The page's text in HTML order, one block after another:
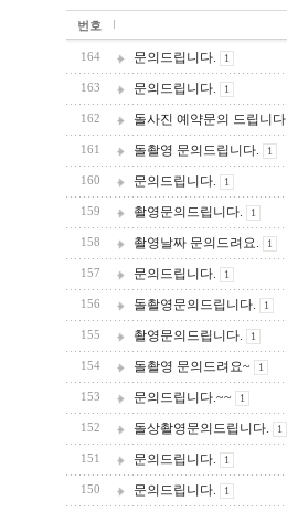
번호
164 문의드립니다. 1
163 문의드립니다. 1
162 돌사진 예약문의 드립니다
161 돌촬영 문의드립니다. 1
160 문의드립니다. 1
159 촬영문의드립니다. 1
158 촬영날짜 문의드려요. 1
157 문의드립니다. 1
156 돌촬영문의드립니다. 1
155 촬영문의드립니다. 1
154 돌촬영 문의드려요~ 1
153 문의드립니다.~~ 1
152 돌상촬영문의드립니다. 1
151 문의드립니다. 1
150 문의드립니다. 1